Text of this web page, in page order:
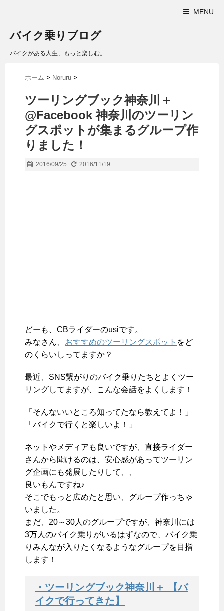
MENU
バイク乗りブログ
バイクがある人生、もっと楽しむ。
ホーム > Noruru >
ツーリングブック神奈川＋
@Facebook 神奈川のツーリン
グスポットが集まるグループ作
りました！
2016/09/25 2016/11/19
どーも、CBライダーのusiです。
みなさん、 おすすめのツーリングスポット をど
のくらいしってますか？
最近、SNS繋がりのバイク乗りたちとよくツー
リングしてますが、こんな会話をよくします！
「そんないいところ知ってたなら教えてよ！」
「バイクで行くと楽しいよ！」
ネットやメディアも良いですが、直接ライダー
さんから聞けるのは、安心感があってツーリン
グ企画にも発展したりして、、
良いもんですね♪
そこでもっと広めたと思い、グループ作っちゃ
いました。
まだ、20～30人のグループですが、神奈川には
3万人のバイク乗りがいるはずなので、バイク乗
りみんなが入りたくなるようなグループを目指
します！
・ツーリングブック神奈川＋ 【バ
イクで行ってきた】